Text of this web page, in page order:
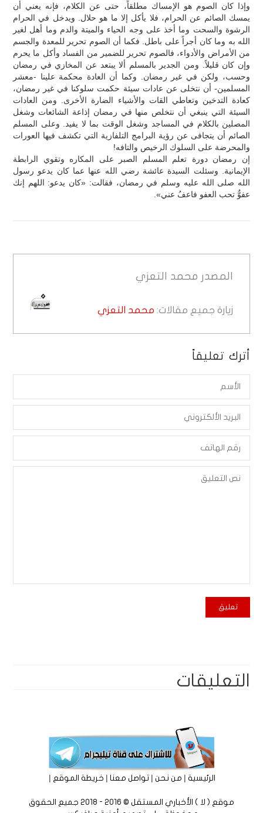
وإذا كان الصوم هو الإمساك مطلقاً، حتى عن الكلام، فإنه يعني أن
يمسك الصائم عن الحرام، فلا يأكل إلا ما هو حلال. ويدخل في الحرام
الرشوة والسحت وما أخذ على وجه الحياء والميتة والدم وما أهل لغير
الله به وما كان أجراً على باطل. فكما أن الصوم تحرير للمعدة والجسم
من الأمراض والأدواء، فالصوم تحرير للضمير من الفساد وأكل ما يحرم
وإن كان قليلاً. ومن الجدير بالمسلم ألا يبتعد عن المخازي في رمضان
وحسب، ولكن في غير رمضان. وكما أن العادة محكمة علينا -معشر
المسلمين- أن نتخلى عن عادات سيئة حكمت سلوكنا في غير رمضان،
كعادة التدخين وتعاطي القات والأشياء الضارة الأخرى. ومن العادات
السيئة التي ينبغي أن نتخلص منها في رمضان إذاعة الشائعات وشغل
المصلين بالكلام في المساجد وشغل الوقت بما لا يفيد. وعلى المسلم
الصائم أن يتجافى عن رؤية البرامج التلفازية التي تكشف فيها العورات
والمحرضة على السلوك الرخيص والتافه!
إن رمضان دورة تعلم المسلم الصبر على المكاره وتقوي الرابطة
الإيمانية. وسئلت السيدة عائشة رضي الله عنها عما كان يدعو رسول
الله صلى الله عليه وسلم في رمضان، فقالت: «كان يدعو: اللهم إنك
عفوٌّ تحب العفو فاعفُ عني».
المصدر محمد التعزي
زيارة جميع مقالات: محمد التعزي
أترك تعليقاً
التعليقات
الرئيسية|من نحن|تواصل معنا|خريطة الموقع |
موقع ( لا ) الأخباري المستقل © 2016 - 2018 جميع الحقوق